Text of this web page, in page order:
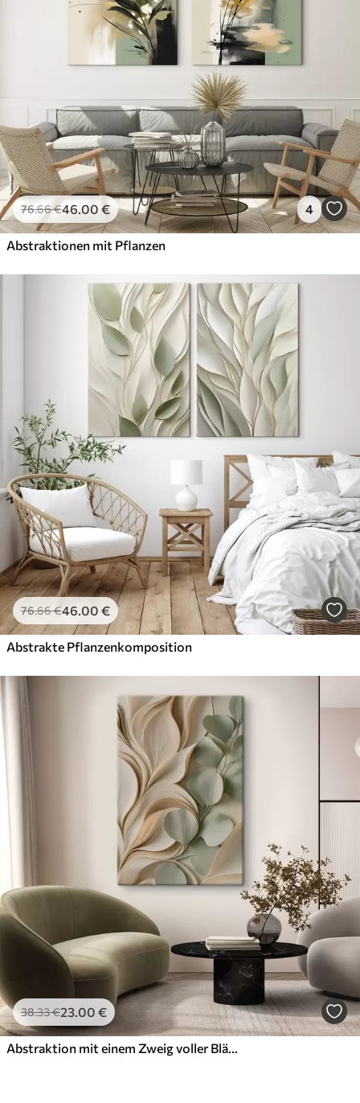
76.66€46.00 € 4
Abstraktionen mit Pflanzen
76.66€46.00 €
Abstrakte Pflanzenkomposition
38.33€23.00 €
Abstraktion mit einem Zweig voller Blätter